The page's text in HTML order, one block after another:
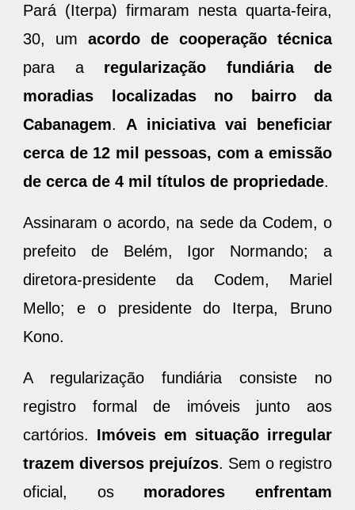
Pará (Iterpa) firmaram nesta quarta-feira,
30, um acordo de cooperação técnica
para a regularização fundiária de
moradias localizadas no bairro da
Cabanagem. A iniciativa vai beneficiar
cerca de 12 mil pessoas, com a emissão
de cerca de 4 mil títulos de propriedade.
Assinaram o acordo, na sede da Codem, o
prefeito de Belém, Igor Normando; a
diretora-presidente da Codem, Mariel
Mello; e o presidente do Iterpa, Bruno
Kono.
A regularização fundiária consiste no
registro formal de imóveis junto aos
cartórios. Imóveis em situação irregular
trazem diversos prejuízos. Sem o registro
oficial, os moradores enfrentam